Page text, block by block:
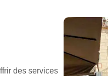
des services